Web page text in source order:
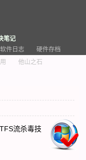
笔记
软件日志
硬件存档
他山之石
流杀毒技